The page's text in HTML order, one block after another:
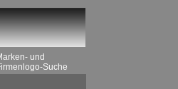
und
Suche